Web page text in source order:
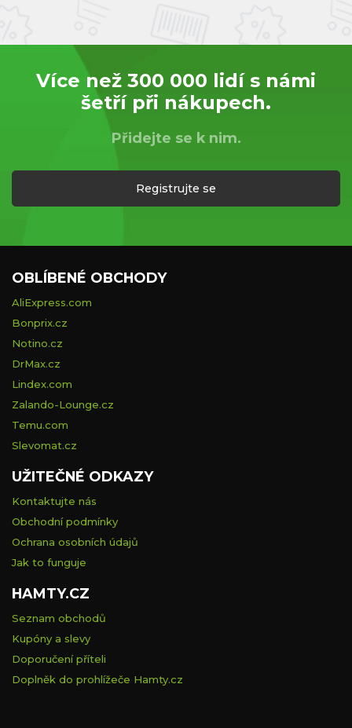
Více než 300 000 lidí s námi
šetří při nákupech.
Přidejte se k nim.
Registrujte se
OBLÍBENÉ OBCHODY
AliExpress.com
Bonprix.cz
Notino.cz
DrMax.cz
Lindex.com
Zalando-Lounge.cz
Temu.com
Slevomat.cz
UŽITEČNÉ ODKAZY
Kontaktujte nás
Obchodní podmínky
Ochrana osobních údajů
Jak to funguje
HAMTY.CZ
Seznam obchodů
Kupóny a slevy
Doporučení příteli
Doplněk do prohlížeče Hamty.cz